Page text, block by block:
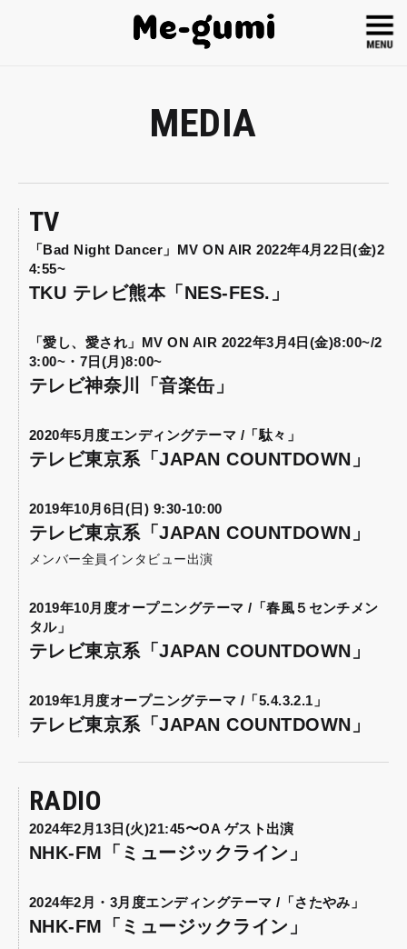
MEDIA
TV
「Bad Night Dancer」MV ON AIR 2022年4月22日(金)2
4:55~
TKU テレビ熊本「NES-FES.」
「愛し、愛され」MV ON AIR 2022年3月4日(金)8:00~/2
3:00~・7日(月)8:00~
テレビ神奈川「音楽缶」
2020年5月度エンディングテーマ /「駄々」
テレビ東京系「JAPAN COUNTDOWN」
2019年10月6日(日) 9:30-10:00
テレビ東京系「JAPAN COUNTDOWN」
メンバー全員インタビュー出演
2019年10月度オープニングテーマ /「春風５センチメン
タル」
テレビ東京系「JAPAN COUNTDOWN」
2019年1月度オープニングテーマ /「5.4.3.2.1」
テレビ東京系「JAPAN COUNTDOWN」
RADIO
2024年2月13日(火)21:45〜OA ゲスト出演
NHK-FM「ミュージックライン」
2024年2月・3月度エンディングテーマ /「さたやみ」
NHK-FM「ミュージックライン」